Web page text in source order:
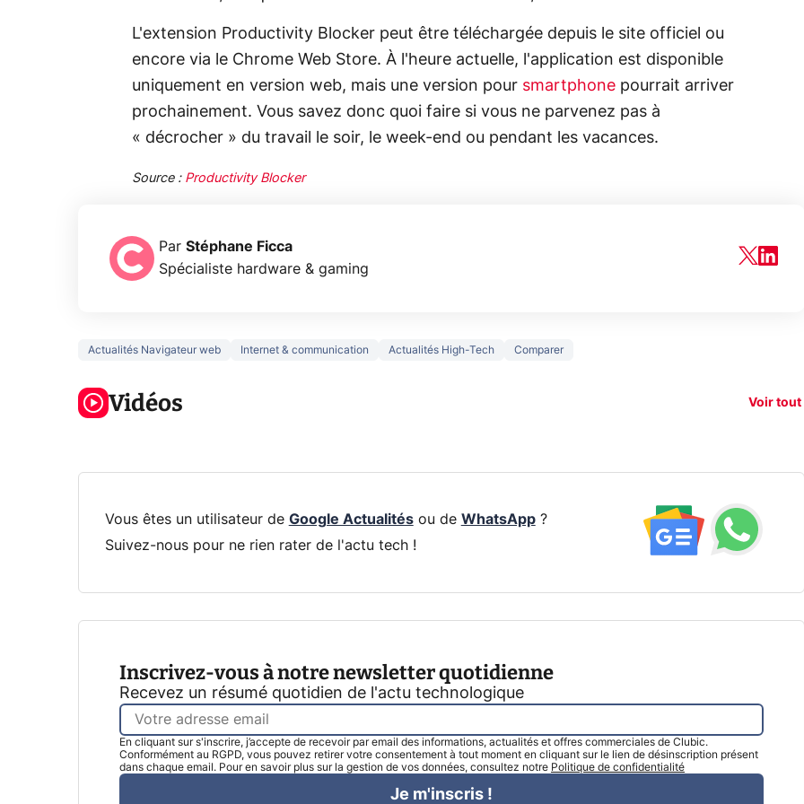
L'extension Productivity Blocker peut être téléchargée depuis le site officiel ou
encore via le Chrome Web Store. À l'heure actuelle, l'application est disponible
uniquement en version web, mais une version pour smartphone pourrait arriver
prochainement. Vous savez donc quoi faire si vous ne parvenez pas à
« décrocher » du travail le soir, le week-end ou pendant les vacances.
Source : Productivity Blocker
Par Stéphane Ficca
Spécialiste hardware & gaming
Actualités Navigateur web Internet & communication Actualités High-Tech Comparer
Vidéos Voir tout
5 générations
la prochaine
Xbox !
xAI attaque la
Vous êtes un utilisateur de Google Actualitésou de WhatsApp?
Suivez-nous pour ne rien rater de l'actu tech !
Inscrivez-vous à notre newsletter quotidienne
Recevez un résumé quotidien de l'actu technologique
En cliquant sur s'inscrire, j’accepte de recevoir par email des informations, actualités et offres commerciales de Clubic.
Conformément au RGPD, vous pouvez retirer votre consentement à tout moment en cliquant sur le lien de désinscription présent
dans chaque email. Pour en savoir plus sur la gestion de vos données, consultez notre Politique de confidentialité
Je m'inscris !